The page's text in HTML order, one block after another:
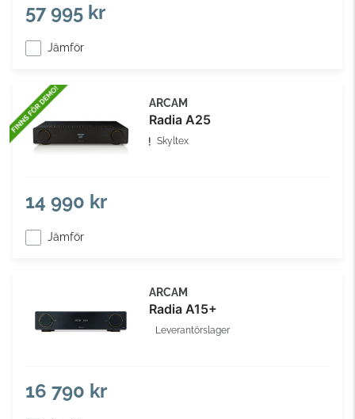
57 995 kr
Jämför
ARCAM
Radia A25
Skyltex
14 990 kr
Jämför
ARCAM
Radia A15+
Leverantörslager
16 790 kr